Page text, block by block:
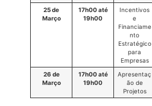
25 de
Março
17h00 até
19h00
Incentivos
e
Financiame
nto
Estratégico
para
Empresas
26 de
Março
17h00 até
19h00
Apresentaç
ão de
Projetos